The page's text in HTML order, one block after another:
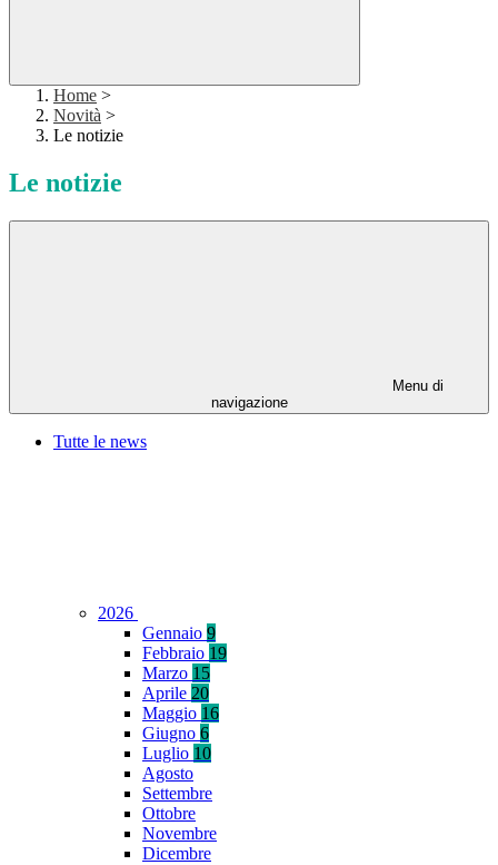
Home >
Novità >
Le notizie
Le notizie
Menu di
navigazione
Tutte le news
2026
Gennaio 9
Febbraio 19
Marzo 15
Aprile 20
Maggio 16
Giugno 6
Luglio 10
Agosto
Settembre
Ottobre
Novembre
Dicembre